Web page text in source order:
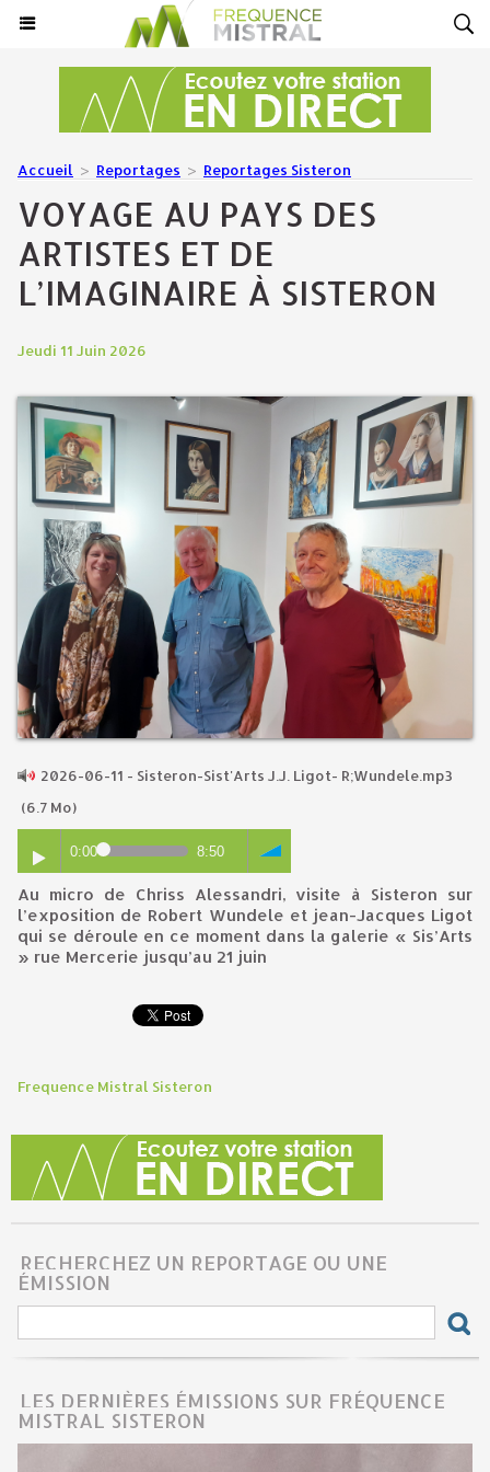
Accueil > Reportages > Reportages Sisteron
VOYAGE AU PAYS DES
ARTISTES ET DE
L’IMAGINAIRE À SISTERON
Jeudi 11 Juin 2026
2026-06-11 - Sisteron-Sist'Arts J.J. Ligot- R;Wundele.mp3
(6.7 Mo)
0:00 8:50
Au micro de Chriss Alessandri, visite à Sisteron sur
l’exposition de Robert Wundele et jean-Jacques Ligot
qui se déroule en ce moment dans la galerie « Sis’Arts
» rue Mercerie jusqu’au 21 juin
Frequence Mistral Sisteron
RECHERCHEZ UN REPORTAGE OU UNE
ÉMISSION
LES DERNIÈRES ÉMISSIONS SUR FRÉQUENCE
MISTRAL SISTERON